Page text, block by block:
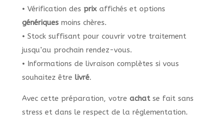
• Vérification des prixaffichés et options
génériquesmoins chères.
• Stock suffisant pour couvrir votre traitement
jusqu’au prochain rendez-vous.
• Informations de livraison complètes si vous
souhaitez être livré.
Avec cette préparation, votre achatse fait sans
stress et dans le respect de la réglementation.